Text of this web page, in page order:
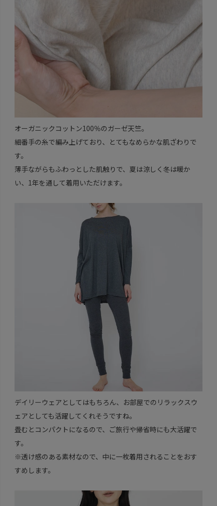
オーガニックコットン100％のガーゼ天竺。
細番手の糸で編み上げており、とてもなめらかな肌ざわりで
す。
薄手ながらもふわっとした肌触りで、夏は涼しく冬は暖か
い、1年を通して着用いただけます。
デイリーウェアとしてはもちろん、お部屋でのリラックスウ
ェアとしても活躍してくれそうですね。
畳むとコンパクトになるので、ご旅行や帰省時にも大活躍で
す。
※透け感のある素材なので、中に一枚着用されることをおす
すめします。